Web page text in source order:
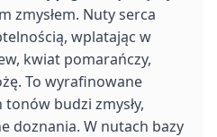
zmysłem. Nuty serca
wplatając w
kwiat pomarańczy,
To wyrafinowane
budzi zmysły,
doznania. W nutach bazy